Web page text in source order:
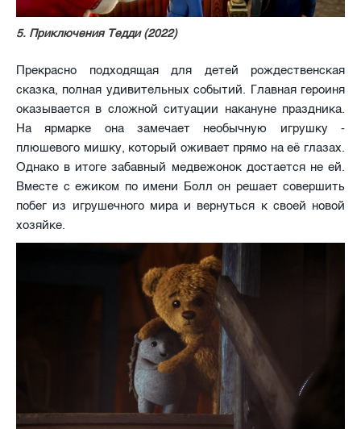
5. Приключения Тедди (2022)
Прекрасно подходящая для детей рождественская
сказка, полная удивительных событий. Главная героиня
оказывается в сложной ситуации накануне праздника.
На ярмарке она замечает необычную игрушку -
плюшевого мишку, который оживает прямо на её глазах.
Однако в итоге забавный медвежонок достается не ей.
Вместе с ежиком по имени Болл он решает совершить
побег из игрушечного мира и вернуться к своей новой
хозяйке.